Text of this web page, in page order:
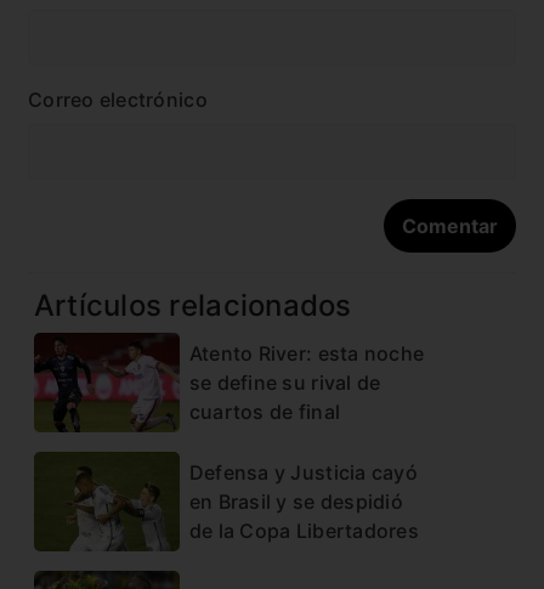
Correo electrónico
Artículos relacionados
Atento River: esta noche
se define su rival de
cuartos de final
Defensa y Justicia cayó
en Brasil y se despidió
de la Copa Libertadores